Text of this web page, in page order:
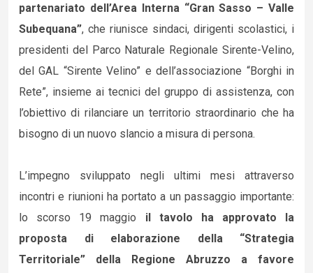
partenariato dell’Area Interna “Gran Sasso – Valle
Subequana”, che riunisce sindaci, dirigenti scolastici, i
presidenti del Parco Naturale Regionale Sirente-Velino,
del GAL “Sirente Velino” e dell’associazione “Borghi in
Rete”, insieme ai tecnici del gruppo di assistenza, con
l’obiettivo di rilanciare un territorio straordinario che ha
bisogno di un nuovo slancio a misura di persona.
L’impegno sviluppato negli ultimi mesi attraverso
incontri e riunioni ha portato a un passaggio importante:
lo scorso 19 maggio il tavolo ha approvato la
proposta di elaborazione della “Strategia
Territoriale” della Regione Abruzzo a favore